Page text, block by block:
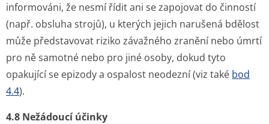
informováni, že nesmí řídit ani se zapojovat do činností
(např. obsluha strojů), u kterých jejich narušená bdělost
může představovat riziko závažného zranění nebo úmrtí
pro ně samotné nebo pro jiné osoby, dokud tyto
opakující se epizody a ospalost neodezní (viz také bod
4.4).
4.8 Nežádoucí účinky